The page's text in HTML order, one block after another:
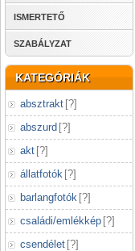
ISMERTETŐ
SZABÁLYZAT
KATEGÓRIÁK
absztrakt [?]
abszurd [?]
akt [?]
állatfotók [?]
barlangfotók [?]
családi/emlékkép [?]
csendélet [?]